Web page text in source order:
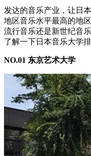
发达的音乐产业，让日
地区音乐水平最高的地
流行音乐还是新世纪音
了解一下日本音乐大学排
NO.01 东京艺术大学